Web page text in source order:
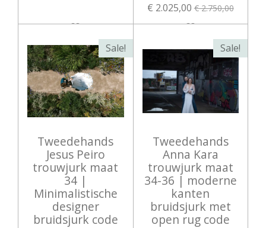
€ 2.025,00 € 2.750,00
Sale!
Tweedehands
Jesus Peiro
trouwjurk maat
34 |
Minimalistische
designer
bruidsjurk code
Sale!
Tweedehands
Anna Kara
trouwjurk maat
34-36 | moderne
kanten
bruidsjurk met
open rug code